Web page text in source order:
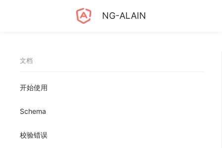
NG-ALAIN
文档
开始使用
Schema
校验错误